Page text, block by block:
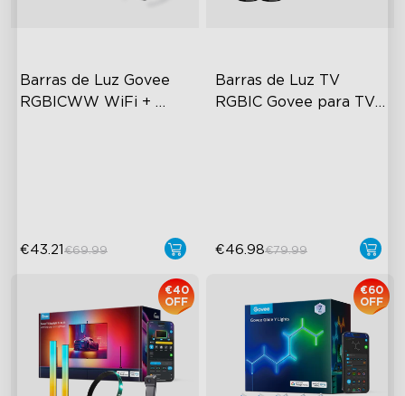
Barras de Luz Govee
RGBICWW WiFi +
€43.21 €69.99
Barras de Luz TV
RGBIC Govee para TVs
€46.98€79.99
€40
OFF
€60
OFF